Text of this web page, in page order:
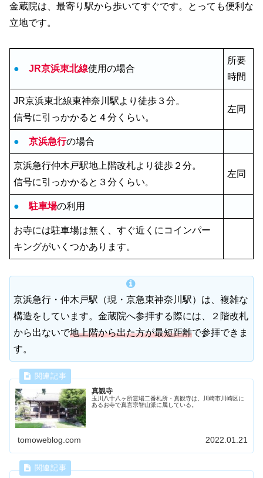
金蔵院は、最寄り駅から歩いてすぐです。とっても便利な
立地です。
● JR京浜東北線使用の場合
所要
時間
JR京浜東北線東神奈川駅より徒歩３分。
信号に引っかかると４分くらい。
左同
● 京浜急行の場合
京浜急行仲木戸駅地上階改札より徒歩２分。
信号に引っかかると３分くらい 。
左同
● 駐車場の利用
お寺には駐車場は無く、すぐ近くにコインパー
キングがいくつかあります。
京浜急行・仲木戸駅（現・京急東神奈川駅）は、複雑な
構造をしています。金蔵院へ参拝する際には、２階改札
から出ないで地上階から出た方が最短距離で参拝できま
す。
真観寺
玉川八十八ヶ所霊場二番札所・真観寺は、川崎市川崎区に
あるお寺で真言宗智山派に属している。
tomoweblog.com 2022.01.21